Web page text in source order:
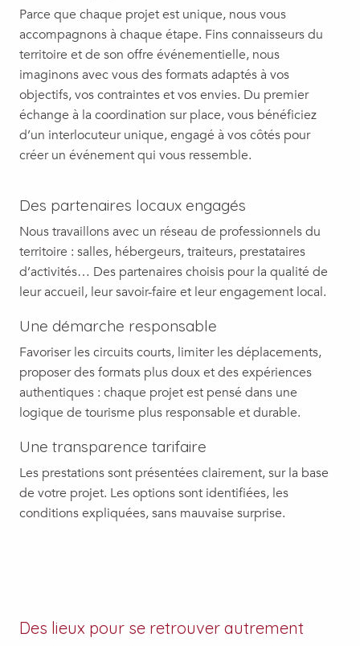
Parce que chaque projet est unique, nous vous
accompagnons à chaque étape. Fins connaisseurs du
territoire et de son offre événementielle, nous
imaginons avec vous des formats adaptés à vos
objectifs, vos contraintes et vos envies. Du premier
échange à la coordination sur place, vous bénéficiez
d’un interlocuteur unique, engagé à vos côtés pour
créer un événement qui vous ressemble.
Des partenaires locaux engagés
Nous travaillons avec un réseau de professionnels du
territoire : salles, hébergeurs, traiteurs, prestataires
d’activités… Des partenaires choisis pour la qualité de
leur accueil, leur savoir-faire et leur engagement local.
Une démarche responsable
Favoriser les circuits courts, limiter les déplacements,
proposer des formats plus doux et des expériences
authentiques : chaque projet est pensé dans une
logique de tourisme plus responsable et durable.
Une transparence tarifaire
Les prestations sont présentées clairement, sur la base
de votre projet. Les options sont identifiées, les
conditions expliquées, sans mauvaise surprise.
Des lieux pour se retrouver autrement